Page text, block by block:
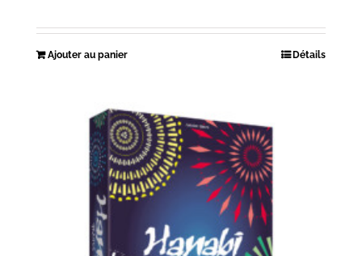
Ajouter au panier Détails